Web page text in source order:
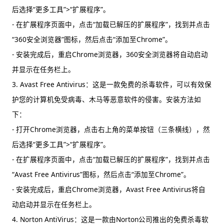
后选择“更多工具”>“扩展程序”。
- 在扩展程序页面中，点击“加载已解压的扩展程序”，找到并点击
“360安全浏览器”图标，然后点击“添加至Chrome”。
- 安装完成后，重启Chrome浏览器，360安全浏览器将自动启动
并显示在任务栏上。
3. Avast Free Antivirus：这是一款免费的杀毒软件，可以有效保
护您的计算机免受病毒、木马等恶意软件的侵害。安装方法如
下：
- 打开Chrome浏览器，点击右上角的菜单按钮（三条横线），然
后选择“更多工具”>“扩展程序”。
- 在扩展程序页面中，点击“加载已解压的扩展程序”，找到并点击
“Avast Free Antivirus”图标，然后点击“添加至Chrome”。
- 安装完成后，重启Chrome浏览器，Avast Free Antivirus将自
动启动并显示在任务栏上。
4. Norton AntiVirus：这是一款由Norton公司推出的免费杀毒软